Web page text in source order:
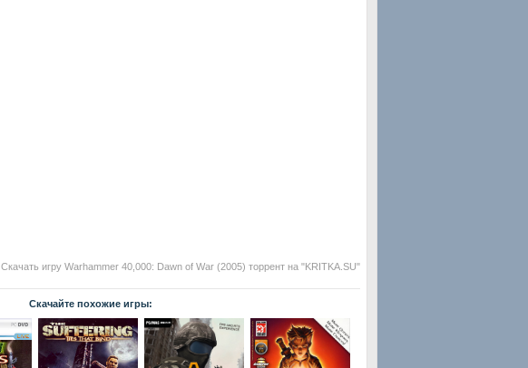
Скачать игру Warhammer 40,000: Dawn of War (2005) торрент на "KRITKA.SU"
Скачайте похожие игры: